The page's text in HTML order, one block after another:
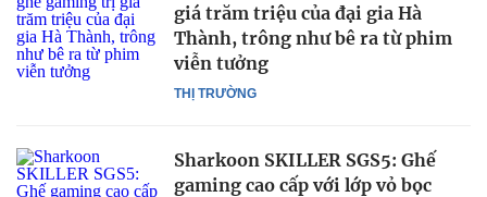
THỊ TRƯỜNG
giá trăm triệu của đại gia Hà
Thành, trông như bê ra từ phim
viễn tưởng
Sharkoon SKILLER SGS5: Ghế
gaming cao cấp với lớp vỏ bọc